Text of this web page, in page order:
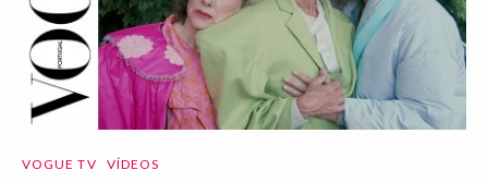
VOGUE TV VÍDEOS